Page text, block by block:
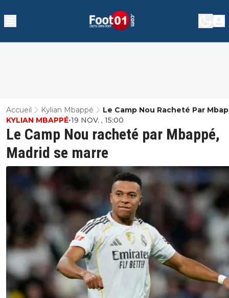
Accueil Kylian Mbappé
Le Camp Nou Racheté Par
Madrid Se Marre
Le Camp Nou racheté par Mbappé,
Madrid se marre
KYLIAN MBAPPÉ•19 NOV. , 15:00